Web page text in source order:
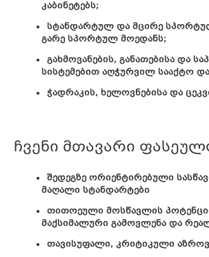
კაბინეტებს;
სტანდარტულ და მცირე
გარე სპორტულ მოედანს;
გახმოვანების, განათებისა და
სისტემებით აღჭურვილ სააქტო
ჭადრაკის, ხელოვნებისა და
ჩვენი მთავარი
შედეგზე ორიენტირებული
მაღალი სტანდარტები
თითოეული მოსწავლის
მაქსიმალური გამოვლენა და
თავისუფალი, კრიტიკული